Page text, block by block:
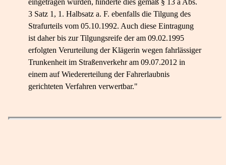
eingetragen wurden, hinderte dies gemäß § 13 a Abs.
3 Satz 1, 1. Halbsatz a. F. ebenfalls die Tilgung des
Strafurteils vom 05.10.1992. Auch diese Eintragung
ist daher bis zur Tilgungsreife der am 09.02.1995
erfolgten Verurteilung der Klägerin wegen fahrlässiger
Trunkenheit im Straßenverkehr am 09.07.2012 in
einem auf Wiedererteilung der Fahrerlaubnis
gerichteten Verfahren verwertbar."